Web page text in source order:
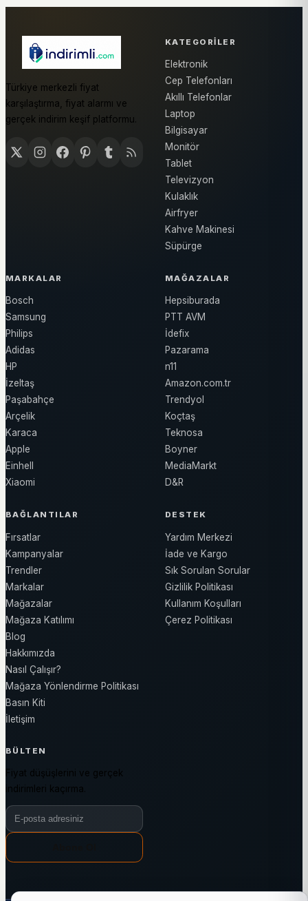
Türkiye merkezli fiyat
karşılaştırma, fiyat alarmı ve
gerçek indirim keşif platformu.
KATEGORILER
Elektronik
Cep Telefonları
Akıllı Telefonlar
Laptop
Bilgisayar
Monitör
Tablet
Televizyon
Kulaklık
Airfryer
Kahve Makinesi
Süpürge
MARKALAR
Bosch
Samsung
Philips
Adidas
HP
İzeltaş
Paşabahçe
Arçelik
Karaca
Apple
Einhell
Xiaomi
MAĞAZALAR
Hepsiburada
PTT AVM
İdefix
Pazarama
n11
Amazon.com.tr
Trendyol
Koçtaş
Teknosa
Boyner
MediaMarkt
D&R
BAĞLANTILAR
Fırsatlar
Kampanyalar
Trendler
Markalar
Mağazalar
Mağaza Katılımı
Blog
Hakkımızda
Nasıl Çalışır?
Mağaza Yönlendirme Politikası
Basın Kiti
İletişim
DESTEK
Yardım Merkezi
İade ve Kargo
Sık Sorulan Sorular
Gizlilik Politikası
Kullanım Koşulları
Çerez Politikası
BÜLTEN
Fiyat düşüşlerini ve gerçek
indirimleri kaçırma.
Bülten e-posta adresiniz